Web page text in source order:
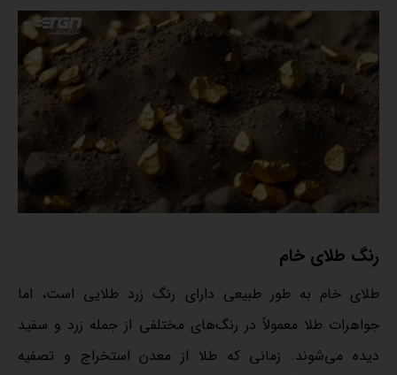
رنگ طلای خام
طلای خام به طور طبیعی دارای رنگ زرد طلایی است، اما
جواهرات طلا معمولاً در رنگ‌های مختلفی از جمله زرد و سفید
دیده می‌شوند. زمانی که طلا از معدن استخراج و تصفیه